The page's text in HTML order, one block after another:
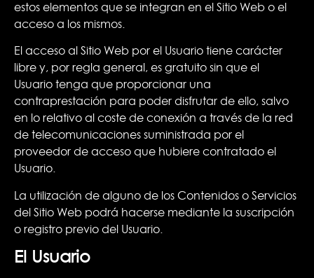
estos elementos que se integran en el Sitio Web o el
acceso a los mismos.
El acceso al Sitio Web por el Usuario tiene carácter
libre y, por regla general, es gratuito sin que el
Usuario tenga que proporcionar una
contraprestación para poder disfrutar de ello, salvo
en lo relativo al coste de conexión a través de la red
de telecomunicaciones suministrada por el
proveedor de acceso que hubiere contratado el
Usuario.
La utilización de alguno de los Contenidos o Servicios
del Sitio Web podrá hacerse mediante la suscripción
o registro previo del Usuario.
El Usuario